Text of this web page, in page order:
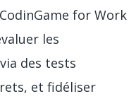
for Work
les
des tests
et fidéliser